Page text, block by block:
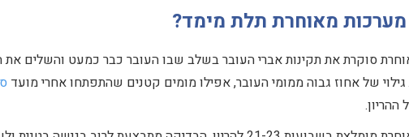
מאוחרת תלת מימד?
סוקרת את תקינות אברי העובר בשלב שבו העובר כבר כמעט והשלים את
של אחוז גבוה ממומי העובר, אפילו מומים קטנים שהתפתחו אחרי מועד